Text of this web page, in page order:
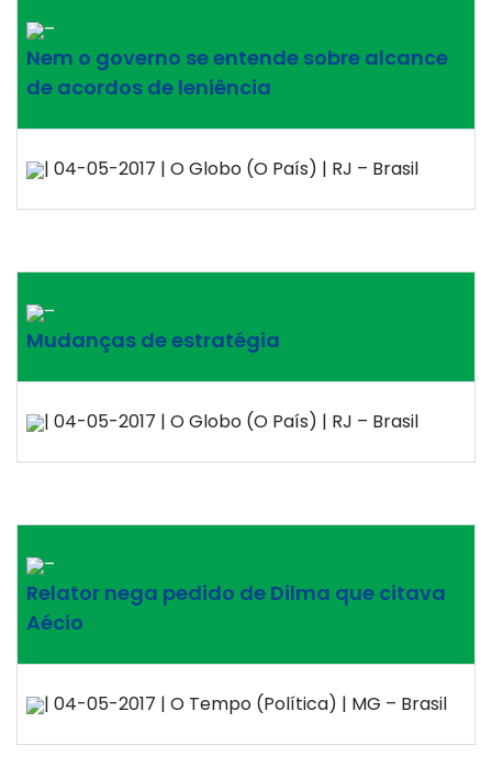
–
Nem o governo se entende sobre alcance
de acordos de leniência
| 04-05-2017 | O Globo (O País) | RJ – Brasil
–
Mudanças de estratégia
| 04-05-2017 | O Globo (O País) | RJ – Brasil
–
Relator nega pedido de Dilma que citava
Aécio
| 04-05-2017 | O Tempo (Política) | MG – Brasil